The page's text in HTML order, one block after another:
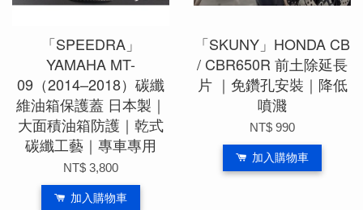
「SPEEDRA」
YAMAHA MT-
09（2014–2018）碳纖
維油箱保護蓋 日本製｜
大面積油箱防護｜乾式
碳纖工藝｜專車專用
NT$ 3,800
加入購物車
「SKUNY」HONDA CB
/ CBR650R 前土除延長
片 ｜免鑽孔安裝｜降低
噴濺
NT$ 990
加入購物車